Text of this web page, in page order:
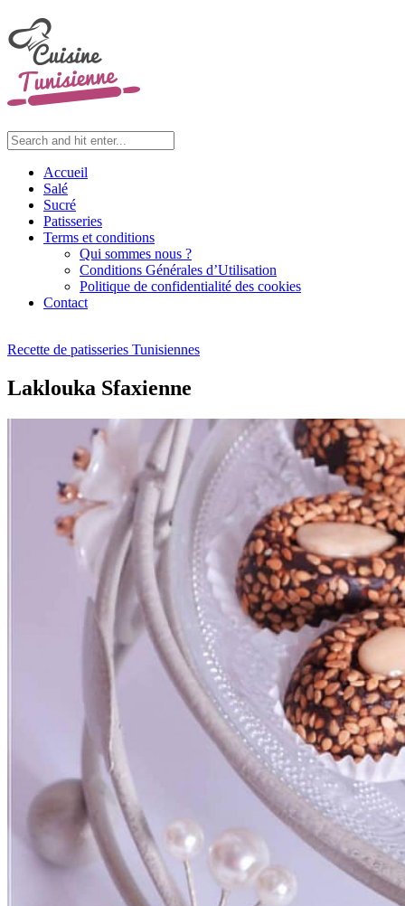
Accueil
Salé
Sucré
Patisseries
Terms et conditions
Qui sommes nous ?
Conditions Générales d’Utilisation
Politique de confidentialité des cookies
Contact
Recette de patisseries Tunisiennes
Laklouka Sfaxienne